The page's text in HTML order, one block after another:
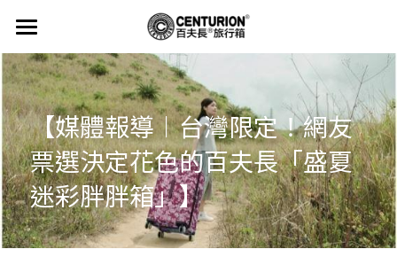
HOME
ABOUT
維修保固
旅人誌
媒體報導
【媒體報導︱台灣限定！網友
票選決定花色的百夫長「盛夏
迷彩胖胖箱」】